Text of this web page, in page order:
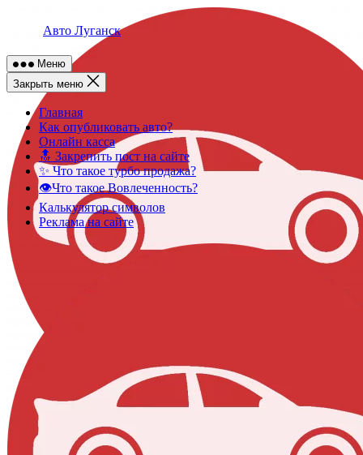
Авто Луганск
Меню
Закрыть меню
Главная
Как опубликовать авто?
Онлайн касса
🔝 Закрепить пост на сайте
✨ Что такое турбо продажа?
👁️Что такое Вовлеченность?
Калькулятор символов
Реклама на сайте